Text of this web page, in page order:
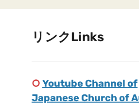
リンクLinks
○ Youtube Channel of
Japanese Church of